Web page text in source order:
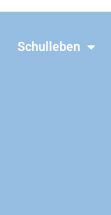
Schulleben